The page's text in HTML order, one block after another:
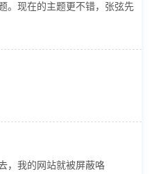
。现在的主题更不错，张弦先
，我的网站就被屏蔽咯